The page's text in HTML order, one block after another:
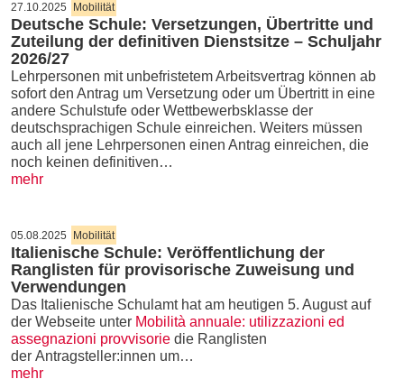
27.10.2025 Mobilität
Deutsche Schule: Versetzungen, Übertritte und
Zuteilung der definitiven Dienstsitze – Schuljahr
2026/27
Lehrpersonen mit unbefristetem Arbeitsvertrag können ab
sofort den Antrag um Versetzung oder um Übertritt in eine
andere Schulstufe oder Wettbewerbsklasse der
deutschsprachigen Schule einreichen. Weiters müssen
auch all jene Lehrpersonen einen Antrag einreichen, die
noch keinen definitiven…
mehr
05.08.2025 Mobilität
Italienische Schule: Veröffentlichung der
Ranglisten für provisorische Zuweisung und
Verwendungen
Das Italienische Schulamt hat am heutigen 5. August auf
der Webseite unter Mobilità annuale: utilizzazioni ed
assegnazioni provvisorie die Ranglisten
der Antragsteller:innen um…
mehr